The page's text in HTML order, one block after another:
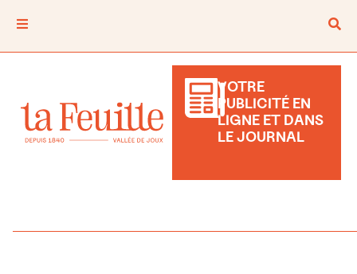
VOTRE
PUBLICITÉ EN
LIGNE ET DANS
LE JOURNAL